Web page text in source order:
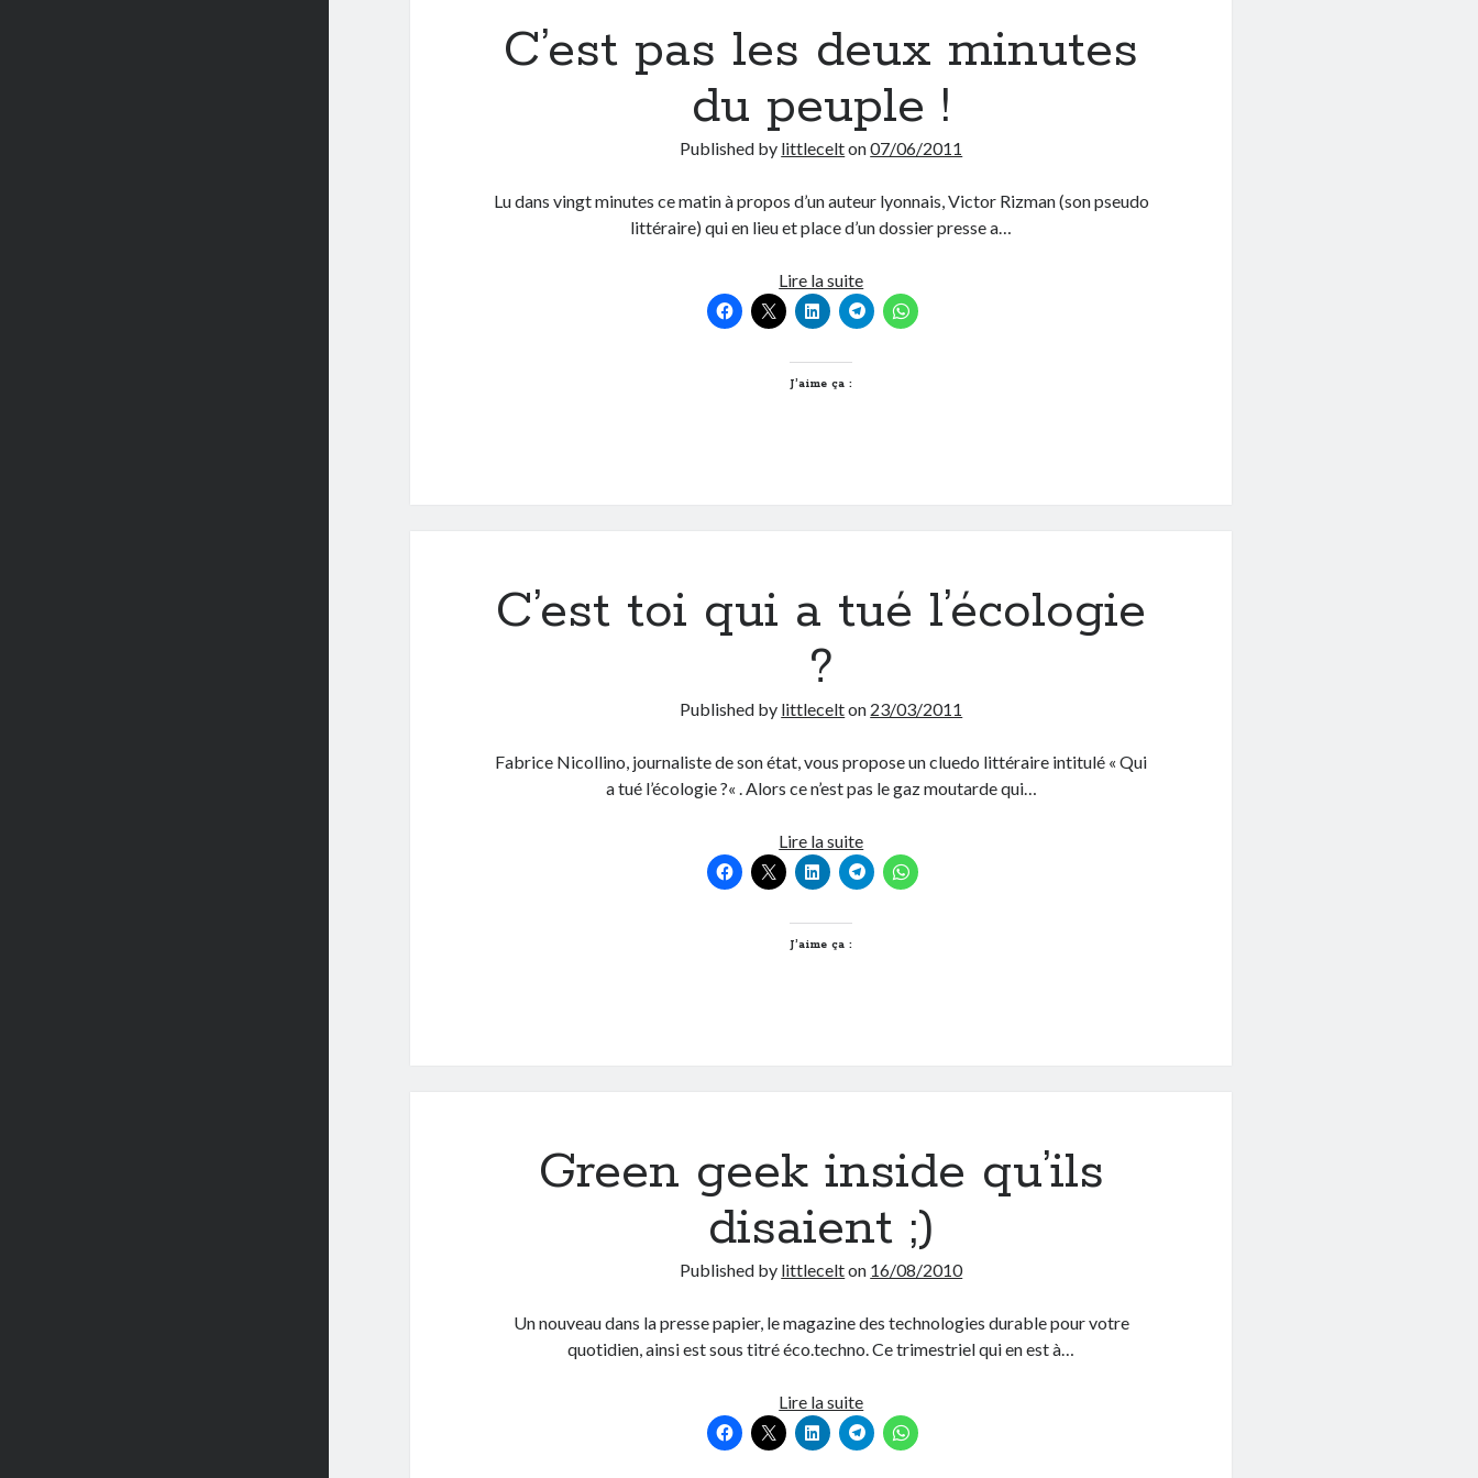
C’est pas les deux minutes
du peuple !
Published by littlecelton07/06/2011
Lu dans vingt minutes ce matin à propos d’un auteur lyonnais, Victor Rizman (son pseudo
littéraire) qui en lieu et place d’un dossier presse a…
Lire la suiteC’est
pas
les
J’aime ça :
C’est toi qui a tué l’écologie
?
Published by littlecelton 23/03/2011
Fabrice Nicollino, journaliste de son état, vous propose un cluedo littéraire intitulé « Qui
a tué l’écologie ?« . Alors ce n’est pas le gaz moutarde qui…
Lire la suiteC’est
toi
qui
J’aime ça :
Green geek inside qu’ils
disaient ;)
Published by littlecelton 16/08/2010
Un nouveau dans la presse papier, le magazine des technologies durable pour votre
quotidien, ainsi est sous titré éco.techno. Ce trimestriel qui en est à…
Lire la suiteGreen
geek
inside